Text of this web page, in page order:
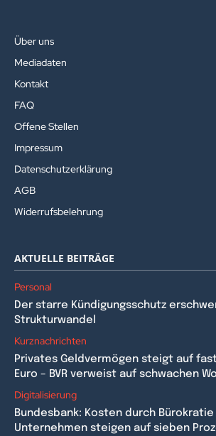
Über uns
Mediadaten
Kontakt
FAQ
Offene Stellen
Impressum
Datenschutzerklärung
AGB
Widerrufsbelehrung
AKTUELLE BEITRÄGE
Personal
Der starre Kündigungsschutz
Strukturwandel
Kurznachrichten
Privates Geldvermögen steigt auf
Euro – BVR verweist auf schwachen
Digitalisierung
Bundesbank: Kosten durch
Unternehmen steigen auf sieben